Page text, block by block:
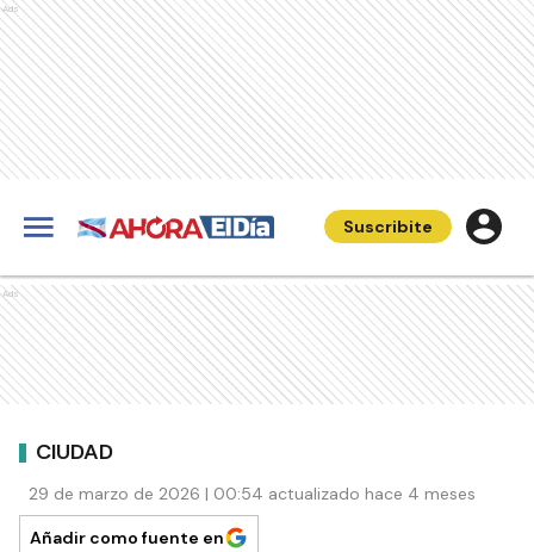
Ads
Suscribite
Ads
CIUDAD
29 de marzo de 2026 | 00:54 actualizado hace 4 meses
Añadir como fuente en